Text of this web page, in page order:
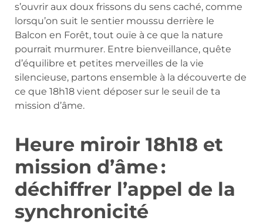
s’ouvrir aux doux frissons du sens caché, comme
lorsqu’on suit le sentier moussu derrière le
Balcon en Forêt, tout ouïe à ce que la nature
pourrait murmurer. Entre bienveillance, quête
d’équilibre et petites merveilles de la vie
silencieuse, partons ensemble à la découverte de
ce que 18h18 vient déposer sur le seuil de ta
mission d’âme.
Heure miroir 18h18 et
mission d’âme :
déchiffrer l’appel de la
synchronicité